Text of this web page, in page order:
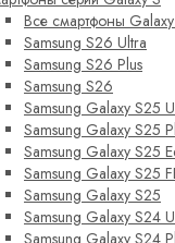
Все смартфоны
Samsung S26 Ultra
Samsung S26 Plus
Samsung S26
Samsung Galaxy S25
Samsung Galaxy S25
Samsung Galaxy S25
Samsung Galaxy S25
Samsung Galaxy S25
Samsung Galaxy S24